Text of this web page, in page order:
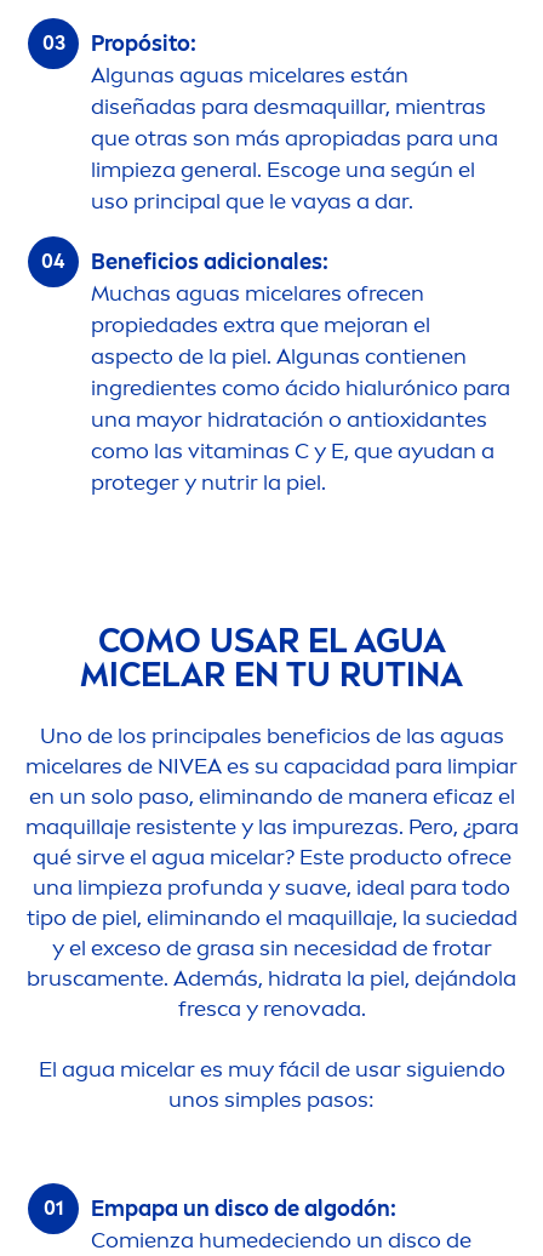
Propósito:
Algunas aguas micelares están
diseñadas para desmaquillar, mientras
que otras son más apropiadas para una
limpieza general. Escoge una según el
uso principal que le vayas a dar.
Beneficios adicionales:
Muchas aguas micelares ofrecen
propiedades extra que mejoran el
aspecto de la piel. Algunas contienen
ingredientes como ácido hialurónico para
una mayor hidratación o antioxidantes
como las vitaminas C y E, que ayudan a
proteger y nutrir la piel.
COMO USAR EL AGUA
MICELAR EN TU RUTINA
Uno de los principales beneficios de las aguas
micelares de NIVEAes su capacidad para limpiar
en un solo paso, eliminando de manera eficaz el
maquillaje resistente y las impurezas. Pero, ¿para
qué sirve el agua micelar? Este producto ofrece
una limpieza profunda y suave, ideal para todo
tipo de piel, eliminando el maquillaje, la suciedad
y el exceso de grasa sin necesidad de frotar
bruscamente. Además, hidrata la piel, dejándola
fresca y renovada.
El agua micelar es muy fácil de usar siguiendo
unos simples pasos:
Empapa un disco de algodón:
Comienza humedeciendo un disco de